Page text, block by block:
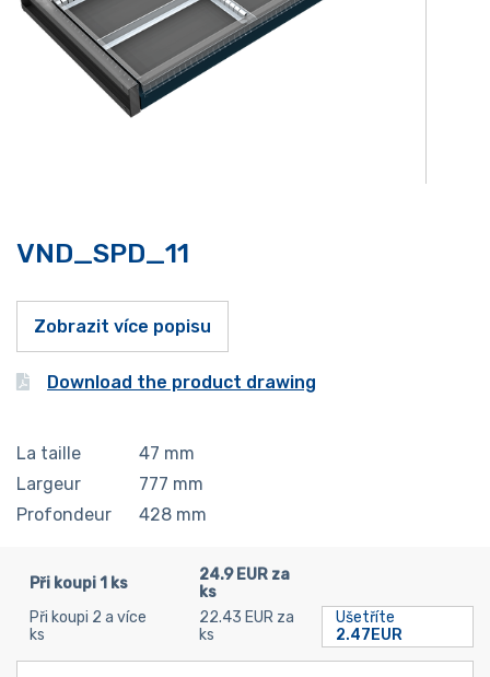
VND_SPD_11
Zobrazit více popisu
Download the product drawing
La taille 47 mm
Largeur
777 mm
Profondeur
428 mm
Při koupi 1 ks
24.9 EUR za
ks
Při koupi 2 a více
ks
22.43 EUR za
ks
Ušetříte
2.47EUR